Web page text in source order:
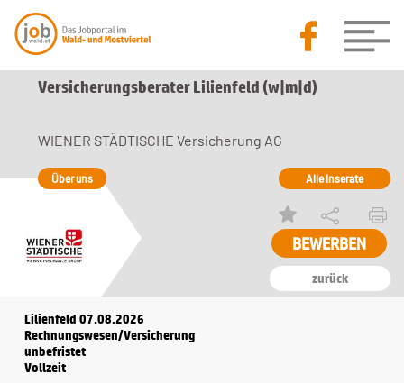
Versicherungsberater Lilienfeld (w|m|d)
zurück
WIENER STÄDTISCHE Versicherung AG
Über uns Alle Inserate
Lilienfeld 07.08.2026
Rechnungswesen/Versicherung
unbefristet
Vollzeit